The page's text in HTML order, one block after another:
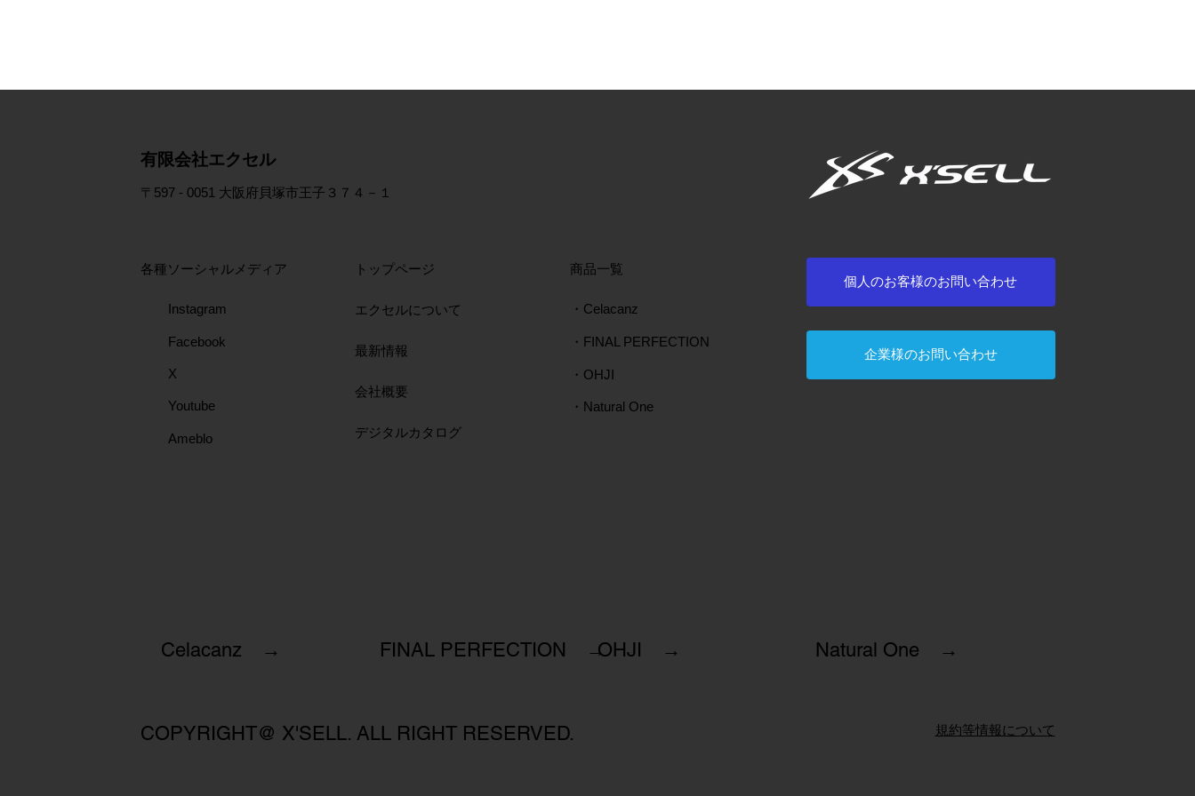
​有限会社エクセル
〒597 - 0051 大阪府貝塚市王子３７４－１
各種ソーシャルメディア
Instagram
Facebook
X
Youtube
Ameblo
トップページ
エクセルについて
最新情報
会社概要
​デジタルカタログ
​商品一覧
・Celacanz
・FINAL PERFECTION
・OHJI
・Natural One
Celacanz → FINAL PERFECTION →OHJI → Natural One →
COPYRIGHT@ X'SELL. ALL RIGHT RESERVED.
個人のお客様のお問い合わせ
企業様のお問い合わせ
規約等情報について